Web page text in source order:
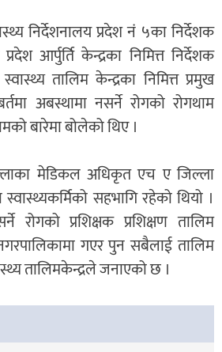
निर्देशनालय प्रदेश नं ५का निर्देशक
आर्पुर्ति केन्द्रका निमित्त निर्देशक
तालिम केन्द्रका निमित्त प्रमुख
अबस्थामा नसर्ने रोगको रोगथाम
बारेमा बोलेको थिए ।
मेडिकल अधिकृत एच ए जिल्ला
सहभागि रहेको थियो ।
रोगको प्रशिक्षक प्रशिक्षण तालिम
गएर पुन सबैलाई तालिम
तालिमकेन्द्रले जनाएको छ ।